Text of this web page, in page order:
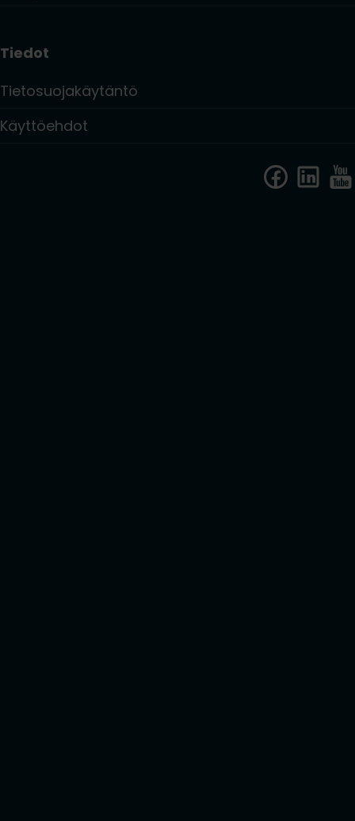
Tiedot
Tietosuojakäytäntö
Käyttöehdot